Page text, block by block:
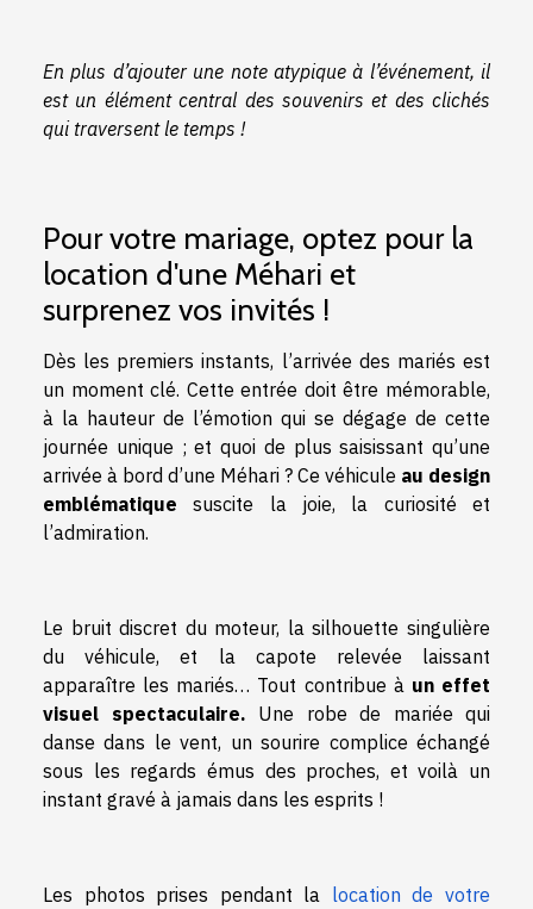
En plus d’ajouter une note atypique à l’événement, il
est un élément central des souvenirs et des clichés
qui traversent le temps !
Pour votre mariage, optez pour la
location d'une Méhari et
surprenez vos invités !
Dès les premiers instants, l’arrivée des mariés est
un moment clé. Cette entrée doit être mémorable,
à la hauteur de l’émotion qui se dégage de cette
journée unique ; et quoi de plus saisissant qu’une
arrivée à bord d’une Méhari ? Ce véhicule au design
emblématique suscite la joie, la curiosité et
l’admiration.
Le bruit discret du moteur, la silhouette singulière
du véhicule, et la capote relevée laissant
apparaître les mariés… Tout contribue à un effet
visuel spectaculaire. Une robe de mariée qui
danse dans le vent, un sourire complice échangé
sous les regards émus des proches, et voilà un
instant gravé à jamais dans les esprits !
Les photos prises pendant la location de votre